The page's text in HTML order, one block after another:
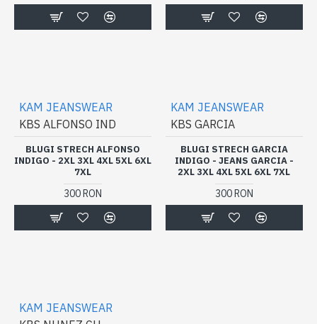
KAM JEANSWEAR
KBS ALFONSO IND
BLUGI STRECH ALFONSO
INDIGO - 2XL 3XL 4XL 5XL 6XL
7XL
300 RON
KAM JEANSWEAR
KBS GARCIA
BLUGI STRECH GARCIA
INDIGO - JEANS GARCIA -
2XL 3XL 4XL 5XL 6XL 7XL
300 RON
KAM JEANSWEAR